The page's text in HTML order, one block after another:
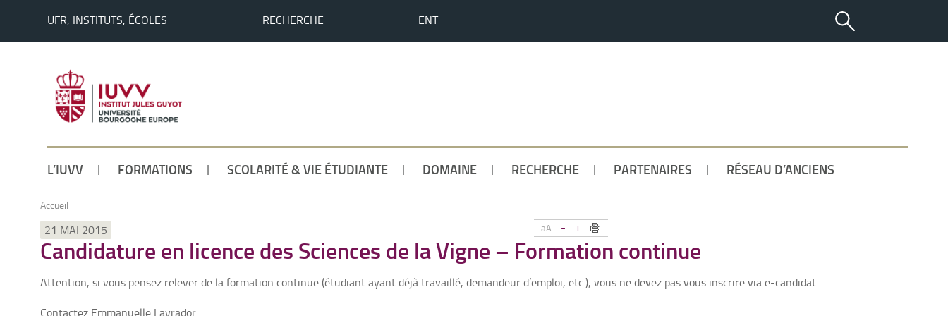
UFR, INSTITUTS, ÉCOLES RECHERCHE ENT
L’IUVV FORMATIONS SCOLARITÉ & VIE ÉTUDIANTE DOMAINE RECHERCHE PARTENAIRES RÉSEAU D’ANCIENS
Accueil
aA - +
21 MAI 2015
Candidature en licence des Sciences de la Vigne – Formation continue
Attention, si vous pensez relever de la formation continue (étudiant ayant déjà travaillé, demandeur d’emploi, etc.), vous ne devez pas vous inscrire via e-candidat.
Contactez Emmanuelle Lavrador